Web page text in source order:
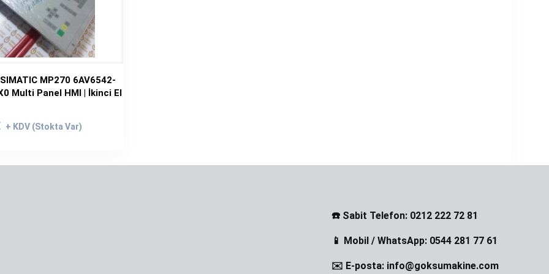
MP270 6AV6542-
Multi Panel HMI | İkinci El
Şu
☎️ Sabit Telefon: 0212 222 72 81
📱 Mobil / WhatsApp: 0544 281 77 61
✉️ E-posta: info@goksumakine.com